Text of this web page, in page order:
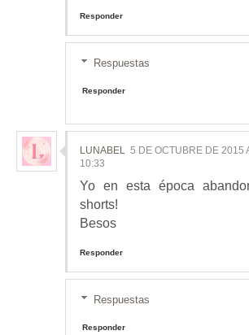
Responder
Respuestas
Responder
LUNABEL 5 DE OCTUBRE DE 2015
10:33
Yo en esta época
shorts!
Besos
Responder
Respuestas
Responder